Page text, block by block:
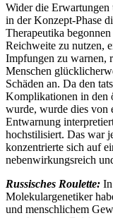
Wider die Erwartungen
in der Konzept-Phase
Therapeutika
Reichweite zu nutzen,
Impfungen zu warnen,
Menschen
Schäden an. Da den
Komplikationen in den
wurde, wurde dies von
Entwarnung
hochstilisiert. Das war
konzentrierte sich auf
nebenwirkungsreich
Russisches Roulette:
Molekulargenetiker
und menschlichem